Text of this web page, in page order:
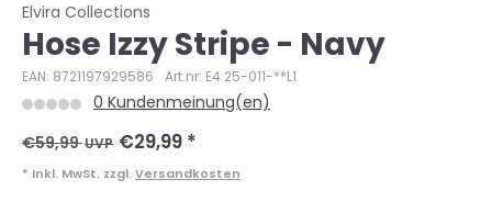
Elvira Collections
Hose Izzy Stripe - Navy
EAN: 8721197929586 Art.nr: E4 25-011-**L1
0 Kundenmeinung(en)
€59,99UVP €29,99 *
* Inkl. MwSt. zzgl. Versandkosten